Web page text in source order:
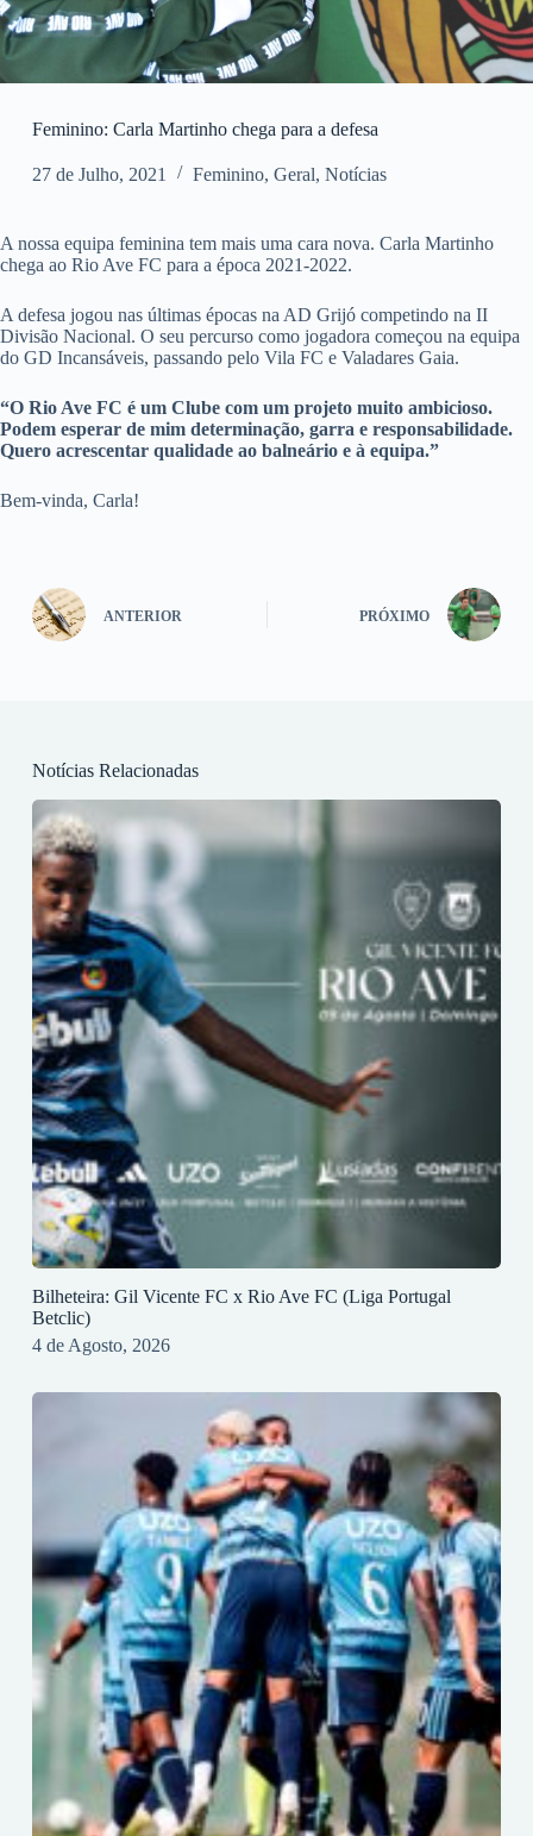
Feminino: Carla Martinho chega para a defesa
27 de Julho, 2021 Feminino, Geral, Notícias
A nossa equipa feminina tem mais uma cara nova. Carla Martinho
chega ao Rio Ave FC para a época 2021-2022.
A defesa jogou nas últimas épocas na AD Grijó competindo na II
Divisão Nacional. O seu percurso como jogadora começou na equipa
do GD Incansáveis, passando pelo Vila FC e Valadares Gaia.
“O Rio Ave FC é um Clube com um projeto muito ambicioso.
Podem esperar de mim determinação, garra e responsabilidade.
Quero acrescentar qualidade ao balneário e à equipa.”
Bem-vinda, Carla!
ANTERIOR PRÓXIMO
Notícias Relacionadas
Bilheteira: Gil Vicente FC x Rio Ave FC (Liga Portugal
Betclic)
4 de Agosto, 2026